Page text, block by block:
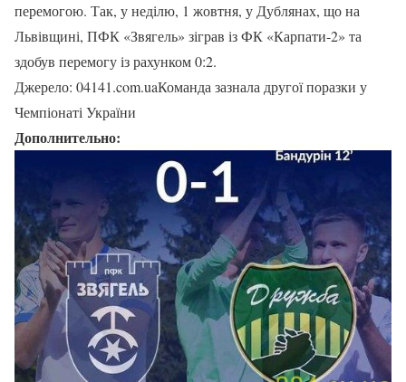
перемогою. Так, у неділю, 1 жовтня, у Дублянах, що на
Львівщині, ПФК «Звягель» зіграв із ФК «Карпати-2» та
здобув перемогу із рахунком 0:2.
Джерело: 04141.com.uaКоманда зазнала другої поразки у
Чемпіонаті України
Дополнительно: